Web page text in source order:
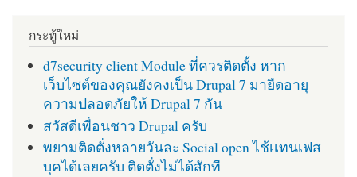
กระทู้ใหม่
d7security client Module ที่ควรติดตั้ง หาก
เว็บไซต์ของคุณยังคงเป็น Drupal 7 มายืดอายุ
ความปลอดภัยให้ Drupal 7 กัน
สวัสดีเพื่อนชาว Drupal ครับ
พยามติดตั่งหลายวันละ Social open ไช้เเทนเฟส
บุคได้เลยครับ ติดตั่งไม่ได้สักที